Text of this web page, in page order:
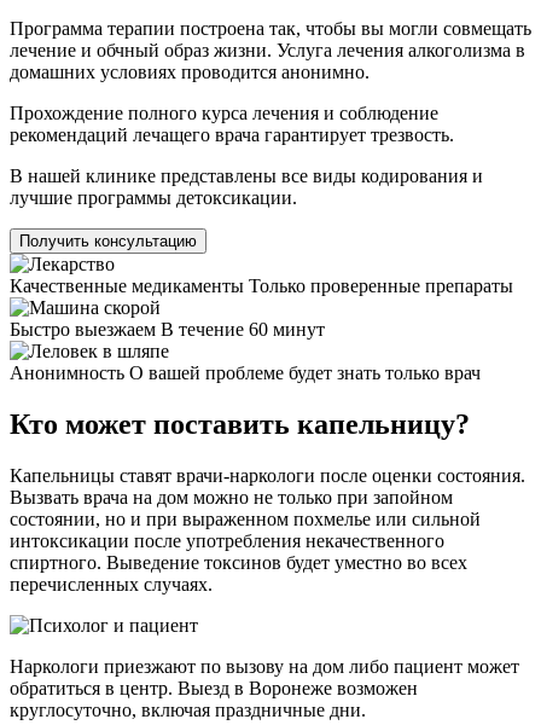
Программа терапии построена так, чтобы вы могли совмещать
лечение и обчный образ жизни. Услуга лечения алкоголизма в
домашних условиях проводится анонимно.
Прохождение полного курса лечения и соблюдение
рекомендаций лечащего врача гарантирует трезвость.
В нашей клинике представлены все виды кодирования и
лучшие программы детоксикации.
Получить консультацию
Качественные медикаменты Только проверенные препараты
Быстро выезжаем В течение 60 минут
Анонимность О вашей проблеме будет знать только врач
Кто может поставить капельницу?
Капельницы ставят врачи-наркологи после оценки состояния.
Вызвать врача на дом можно не только при запойном
состоянии, но и при выраженном похмелье или сильной
интоксикации после употребления некачественного
спиртного. Выведение токсинов будет уместно во всех
перечисленных случаях.
Наркологи приезжают по вызову на дом либо пациент может
обратиться в центр. Выезд в Воронеже возможен
круглосуточно, включая праздничные дни.